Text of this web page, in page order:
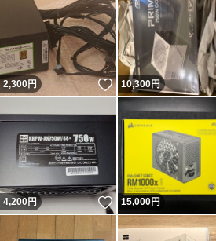
2,300円 いいね！
10,300円
4,200円 いいね！
15,000円